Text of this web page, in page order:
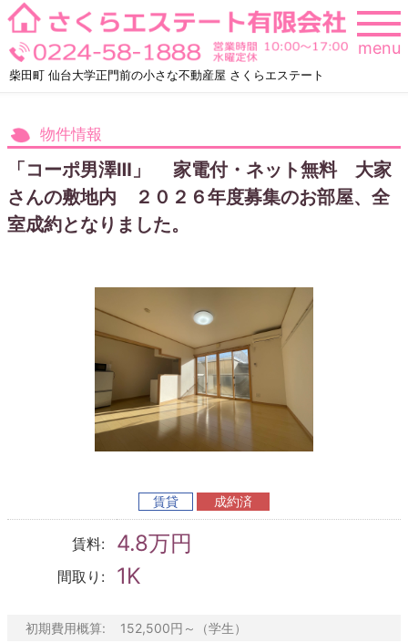
Skip
to
content
柴田町 仙台大学正門前の小さな不動産屋 さくらエステート
menu
物件情報
「コーポ男澤Ⅲ」 家電付・ネット無料 大家
さんの敷地内 ２０２６年度募集のお部屋、全
室成約となりました。
賃貸 成約済
賃料: 4.8万円
間取り: 1K
初期費用概算:
152,500円～（学生）